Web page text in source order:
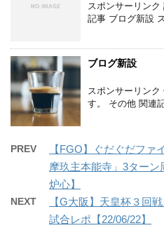
スポンサーリン
記事 ブログ新設
ブログ新設
スポンサーリンク
す。 その他 関連
PREV
【FGO】ぐだぐだファ
摩玖主本能寺」3ター
炉心】
NEXT
【G大阪】天皇杯３回
試合レポ【22/06/22】